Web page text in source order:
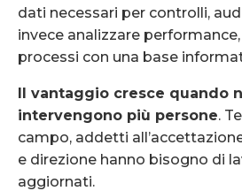
dati necessari per controlli,
invece analizzare
processi con una base
Il vantaggio cresce quando
intervengono più persone.
campo, addetti
e direzione hanno bisogno di
aggiornati.